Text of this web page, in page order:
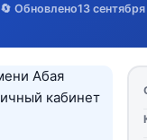
🔄 Обновлено13